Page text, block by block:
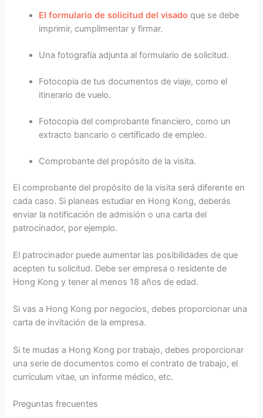
El formulario de solicitud del visado que se debe
imprimir, cumplimentar y firmar.
Una fotografía adjunta al formulario de solicitud.
Fotocopia de tus documentos de viaje, como el
itinerario de vuelo.
Fotocopia del comprobante financiero, como un
extracto bancario o certificado de empleo.
Comprobante del propósito de la visita.
El comprobante del propósito de la visita será diferente en
cada caso. Si planeas estudiar en Hong Kong, deberás
enviar la notificación de admisión o una carta del
patrocinador, por ejemplo.
El patrocinador puede aumentar las posibilidades de que
acepten tu solicitud. Debe ser empresa o residente de
Hong Kong y tener al menos 18 años de edad.
Si vas a Hong Kong por negocios, debes proporcionar una
carta de invitación de la empresa.
Si te mudas a Hong Kong por trabajo, debes proporcionar
una serie de documentos como el contrato de trabajo, el
currículum vitae, un informe médico, etc.
Preguntas frecuentes